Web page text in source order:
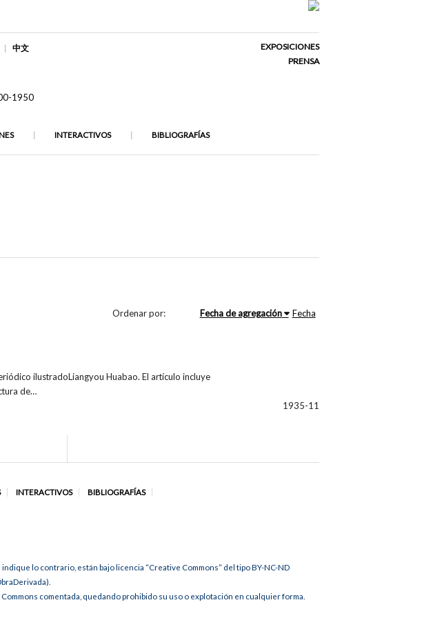
中文
EXPOSICIONES
PRENSA
INTERACTIVOS BIBLIOGRAFÍAS
Ordenar por: Fecha de agregación Fecha
ilustradoLiangyou Huabao. El artículo incluye
de…
1935-11
INTERACTIVOS BIBLIOGRAFÍAS
lo contrario, están bajo licencia “Creative Commons” del tipo BY-NC-ND
comentada, quedando prohibido su uso o explotación en cualquier forma.